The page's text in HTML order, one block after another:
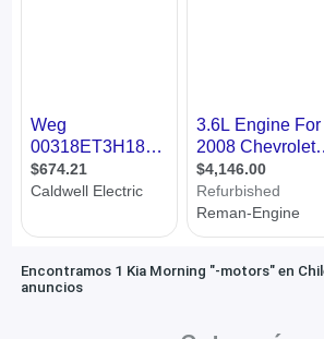
Encontramos 1 Kia Morning "-motors" en
anuncios